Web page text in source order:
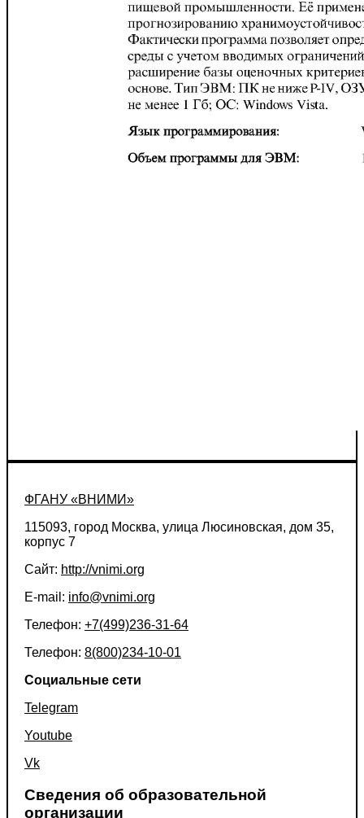
ФГАНУ «ВНИМИ»
115093, город Москва, улица Люсиновская, дом 35,
корпус 7
Сайт: http://vnimi.org
E-mail: info@vnimi.org
Телефон: +7(499)236-31-64
Телефон: 8(800)234-10-01
Социальные сети
Telegram
Youtube
Vk
Сведения об образовательной
организации